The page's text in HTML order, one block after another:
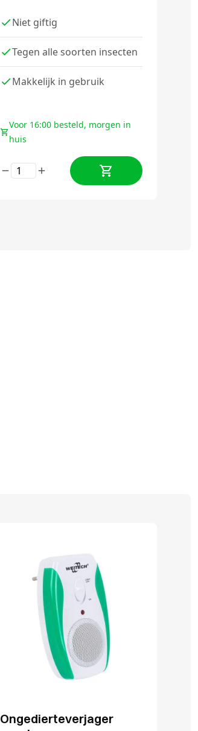
Niet giftig
Tegen alle soorten insecten
Makkelijk in gebruik
Voor 16:00 besteld, morgen in
huis
Ongedierteverjager